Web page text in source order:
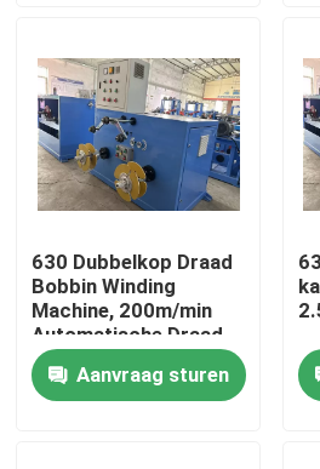
Producten
Video's
Over ons
Fabriekstocht
Kwaliteitscontrole
630 Dubbelkop Draad
Bobbin Winding
Machine, 200m/min
Automatische Draad
Wrap Machine
Aanvraag sturen